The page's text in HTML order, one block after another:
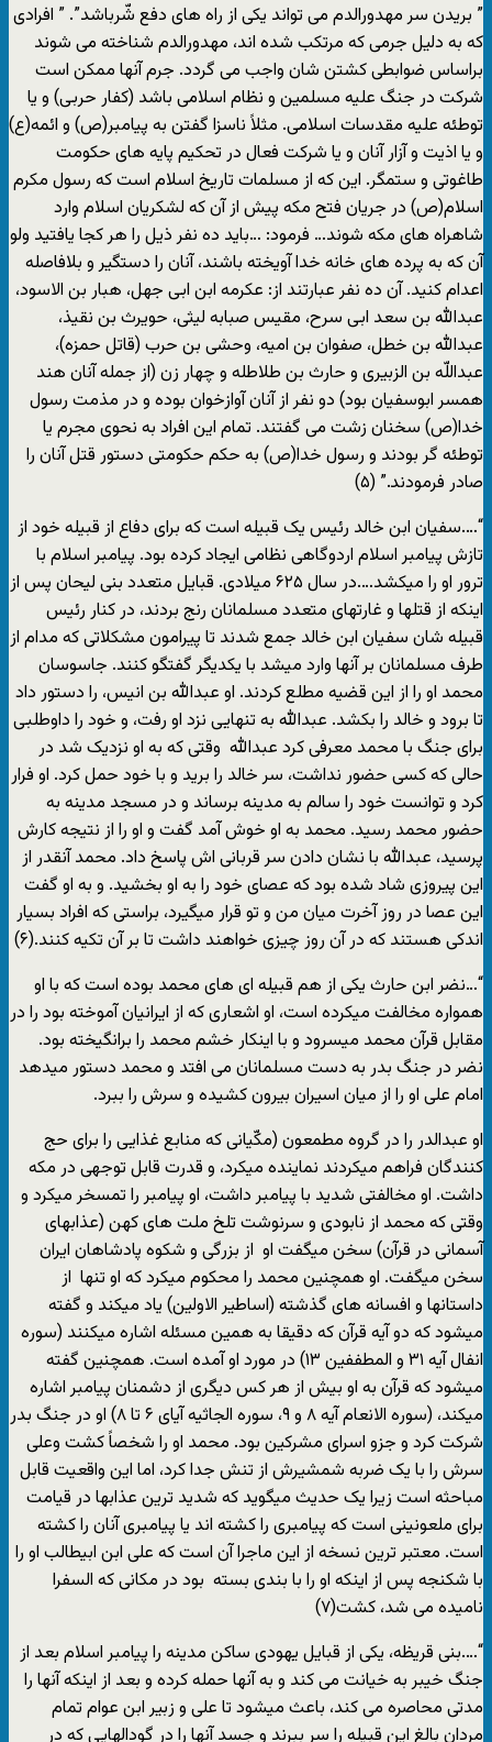
” بریدن سر مهدورالدم می تواند یکی از راه های دفع شّرباشد”. ” افرادی
که به دلیل جرمی که مرتکب شده اند، مهدورالدم شناخته می شوند
براساس ضوابطی کشتن شان واجب می گردد. جرم آنها ممکن است
شرکت در جنگ علیه مسلمین و نظام اسلامی باشد (کفار حربی) و یا
توطئه علیه مقدسات اسلامی. مثلاً ناسزا گفتن به پیامبر(ص) و ائمه(ع)
و یا اذیت و آزار آنان و یا شرکت فعال در تحکیم پایه های حکومت
طاغوتی و ستمگر. این که از مسلمات تاریخ اسلام است که رسول مکرم
اسلام(ص) در جریان فتح مکه پیش از آن که لشکریان اسلام وارد
شاهراه های مکه شوند… فرمود: …باید ده نفر ذیل را هر کجا یافتید ولو
آن که به پرده های خانه خدا آویخته باشند، آنان را دستگیر و بلافاصله
اعدام کنید. آن ده نفر عبارتند از: عکرمه ابن ابی جهل، هبار بن الاسود،
عبدالله بن سعد ابی سرح، مقیس صبابه لیثی، حویرث بن نقیذ،
عبدالله بن خطل، صفوان بن امیه، وحشی بن حرب (قاتل حمزه)،
عبداللّه بن الزبیری و حارث بن طلاطله و چهار زن (از جمله آنان هند
همسر ابوسفیان بود) دو نفر از آنان آوازخوان بوده و در مذمت رسول
خدا(ص) سخنان زشت می گفتند. تمام این افراد به نحوی مجرم یا
توطئه گر بودند و رسول خدا(ص) به حکم حکومتی دستور قتل آنان را
صادر فرمودند.” (۵)
“….سفیان ابن خالد رئیس یک قبیله است که برای دفاع از قبیله خود از
تازش پیامبر اسلام اردوگاهی نظامی ایجاد کرده بود. پیامبر اسلام با
ترور او را میکشد….در سال ۶۲۵ میلادی. قبایل متعدد بنی لیحان پس از
اینکه از قتلها و غارتهای متعدد مسلمانان رنج بردند، در کنار رئیس
قبیله شان سفیان ابن خالد جمع شدند تا پیرامون مشکلاتی که مدام از
طرف مسلمانان بر آنها وارد میشد با یکدیگر گفتگو کنند. جاسوسان
محمد او را از این قضیه مطلع کردند. او عبدالله بن انیس، را دستور داد
تا برود و خالد را بکشد. عبدالله به تنهایی نزد او رفت، و خود را داوطلبی
برای جنگ با محمد معرفی کرد عبدالله وقتی که به او نزدیک شد در
حالی که کسی حضور نداشت، سر خالد را برید و با خود حمل کرد. او فرار
کرد و توانست خود را سالم به مدینه برساند و در مسجد مدینه به
حضور محمد رسید. محمد به او خوش آمد گفت و او را از نتیجه کارش
پرسید، عبدالله با نشان دادن سر قربانی اش پاسخ داد. محمد آنقدر از
این پیروزی شاد شده بود که عصای خود را به او بخشید. و به او گفت
این عصا در روز آخرت میان من و تو قرار میگیرد، براستی که افراد بسیار
اندکی هستند که در آن روز چیزی خواهند داشت تا بر آن تکیه کنند.(۶)
“…نضر ابن حارث یکی از هم قبیله ای های محمد بوده است که با او
همواره مخالفت میکرده است، او اشعاری که از ایرانیان آموخته بود را در
مقابل قرآن محمد میسرود و با اینکار خشم محمد را برانگیخته بود.
نضر در جنگ بدر به دست مسلمانان می افتد و محمد دستور میدهد
امام علی او را از میان اسیران بیرون کشیده و سرش را ببرد.
او عبدالدر را در گروه مطمعون (مکّیانی که منابع غذایی را برای حج
کنندگان فراهم میکردند نماینده میکرد، و قدرت قابل توجهی در مکه
داشت. او مخالفتی شدید با پیامبر داشت، او پیامبر را تمسخر میکرد و
وقتی که محمد از نابودی و سرنوشت تلخ ملت های کهن (عذابهای
آسمانی در قرآن) سخن میگفت او از بزرگی و شکوه پادشاهان ایران
سخن میگفت. او همچنین محمد را محکوم میکرد که او تنها از
داستانها و افسانه های گذشته (اساطیر الاولین) یاد میکند و گفته
میشود که دو آیه قرآن که دقیقا به همین مسئله اشاره میکنند (سوره
انفال آیه ۳۱ و المطففین ۱۳) در مورد او آمده است. همچنین گفته
میشود که قرآن به او بیش از هر کس دیگری از دشمنان پیامبر اشاره
میکند، (سوره الانعام آیه ۸ و ۹، سوره الجاثیه آیای ۶ تا ۸) او در جنگ بدر
شرکت کرد و جزو اسرای مشرکین بود. محمد او را شخصاً کشت وعلی
سرش را با یک ضربه شمشیرش از تنش جدا کرد، اما این واقعیت قابل
مباحثه است زیرا یک حدیث میگوید که شدید ترین عذابها در قیامت
برای ملعونینی است که پیامبری را کشته اند یا پیامبری آنان را کشته
است. معتبر ترین نسخه از این ماجرا آن است که علی ابن ابیطالب او را
با شکنجه پس از اینکه او را با بندی بسته بود در مکانی که السفرا
نامیده می شد، کشت(۷)
“….بنی قریظه، یکی از قبایل یهودی ساکن مدینه را پیامبر اسلام بعد از
جنگ خیبر به خیانت می کند و به آنها حمله کرده و بعد از اینکه آنها را
مدتی محاصره می کند، باعث میشود تا علی و زبیر ابن عوام تمام
مردان بالغ این قبیله را سر ببرند و جسد آنها را در گودالهایی که در